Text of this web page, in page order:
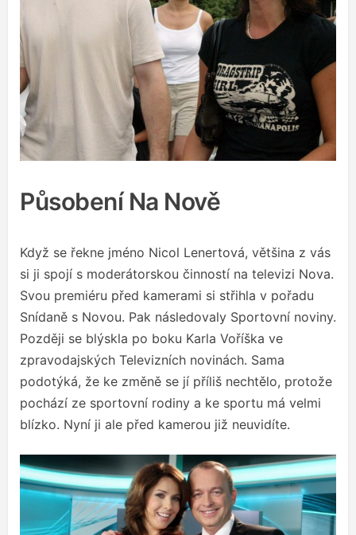
Působení Na Nově
Když se řekne jméno Nicol Lenertová, většina z vás
si ji spojí s moderátorskou činností na televizi Nova.
Svou premiéru před kamerami si střihla v pořadu
Snídaně s Novou. Pak následovaly Sportovní noviny.
Později se blýskla po boku Karla Voříška ve
zpravodajských Televizních novinách. Sama
podotýká, že ke změně se jí příliš nechtělo, protože
pochází ze sportovní rodiny a ke sportu má velmi
blízko. Nyní ji ale před kamerou již neuvidíte.